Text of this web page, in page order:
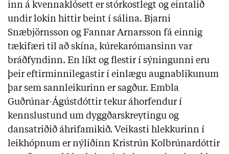
inn á kvennaklósett er stórkostlegt og eintalið
undir lokin hittir beint í sálina. Bjarni
Snæbjörnsson og Fannar Arnarsson fá einnig
tækifæri til að skína, kúrekarómansinn var
bráðfyndinn. En líkt og flestir í sýningunni eru
þeir eftirminnilegastir í einlægu augnablikunum
þar sem sannleikurinn er sagður. Embla
Guðrúnar-Ágústdóttir tekur áhorfendur í
kennslustund um dyggðarskreytingu og
dansatriðið áhrifamikið. Veikasti hlekkurinn í
leikhópnum er nýliðinn Kristrún Kolbrúnardóttir